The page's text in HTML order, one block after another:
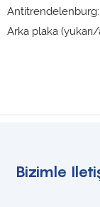
Antitrendelenburg:
Arka plaka (yukarı/
Bizimle